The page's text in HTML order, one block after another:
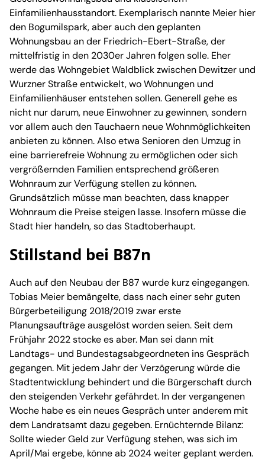
Einfamilienhausstandort. Exemplarisch nannte Meier hier
den Bogumilspark, aber auch den geplanten
Wohnungsbau an der Friedrich-Ebert-Straße, der
mittelfristig in den 2030er Jahren folgen solle. Eher
werde das Wohngebiet Waldblick zwischen Dewitzer und
Wurzner Straße entwickelt, wo Wohnungen und
Einfamilienhäuser entstehen sollen. Generell gehe es
nicht nur darum, neue Einwohner zu gewinnen, sondern
vor allem auch den Tauchaern neue Wohnmöglichkeiten
anbieten zu können. Also etwa Senioren den Umzug in
eine barrierefreie Wohnung zu ermöglichen oder sich
vergrößernden Familien entsprechend größeren
Wohnraum zur Verfügung stellen zu können.
Grundsätzlich müsse man beachten, dass knapper
Wohnraum die Preise steigen lasse. Insofern müsse die
Stadt hier handeln, so das Stadtoberhaupt.
Stillstand bei B87n
Auch auf den Neubau der B87 wurde kurz eingegangen.
Tobias Meier bemängelte, dass nach einer sehr guten
Bürgerbeteiligung 2018/2019 zwar erste
Planungsaufträge ausgelöst worden seien. Seit dem
Frühjahr 2022 stocke es aber. Man sei dann mit
Landtags- und Bundestagsabgeordneten ins Gespräch
gegangen. Mit jedem Jahr der Verzögerung würde die
Stadtentwicklung behindert und die Bürgerschaft durch
den steigenden Verkehr gefährdet. In der vergangenen
Woche habe es ein neues Gespräch unter anderem mit
dem Landratsamt dazu gegeben. Ernüchternde Bilanz:
Sollte wieder Geld zur Verfügung stehen, was sich im
April/Mai ergebe, könne ab 2024 weiter geplant werden.